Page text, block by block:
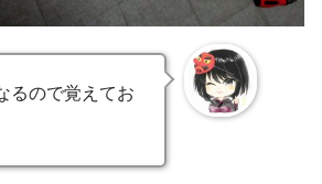
るので覚えてお